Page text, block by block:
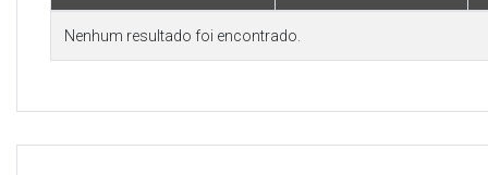
Nenhum resultado foi encontrado.